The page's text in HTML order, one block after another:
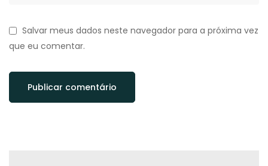
Salvar meus dados neste navegador para a próxima vez
que eu comentar.